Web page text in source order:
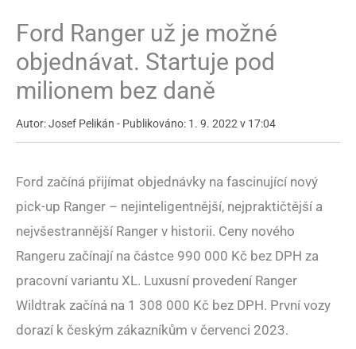
Ford Ranger už je možné
objednávat. Startuje pod
milionem bez daně
Autor: Josef Pelikán - Publikováno: 1. 9. 2022 v 17:04
Ford začíná přijímat objednávky na fascinující nový
pick-up Ranger – nejinteligentnější, nejpraktičtější a
nejvšestrannější Ranger v historii. Ceny nového
Rangeru začínají na částce 990 000 Kč bez DPH za
pracovní variantu XL. Luxusní provedení Ranger
Wildtrak začíná na 1 308 000 Kč bez DPH. První vozy
dorazí k českým zákazníkům v červenci 2023.